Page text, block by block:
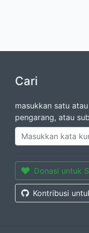
Cari
masukkan satu
pengarang, atau
Donasi untuk
Kontribusi